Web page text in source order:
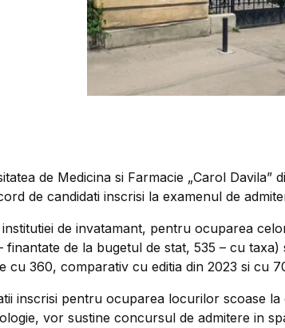
de Medicina si Farmacie „Carol
de candidati inscrisi la examenul de
de invatamant, pentru ocuparea
finantate de la bugetul de stat, 535 – cu
cu 360, comparativ cu editia din 2023 si cu
inscrisi pentru ocuparea locurilor scoase
vor sustine concursul de admitere in